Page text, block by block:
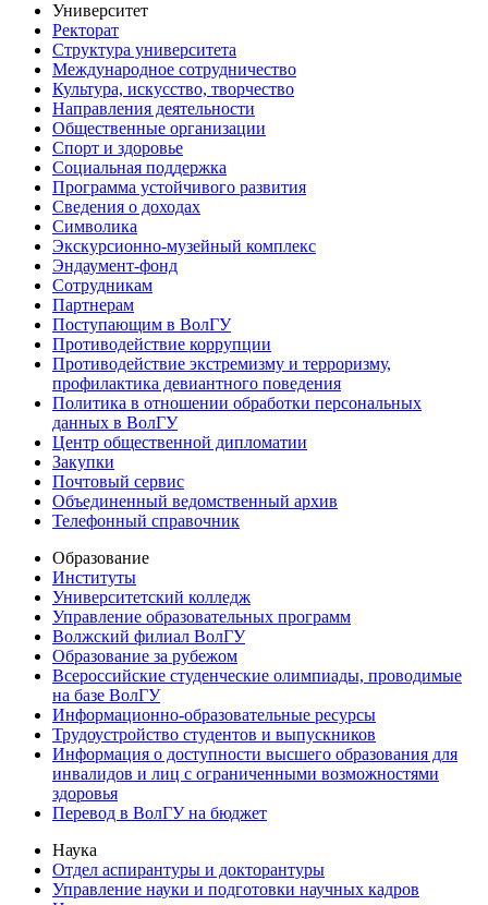
Университет
Ректорат
Структура университета
Международное сотрудничество
Культура, искусство, творчество
Направления деятельности
Общественные организации
Спорт и здоровье
Социальная поддержка
Программа устойчивого развития
Сведения о доходах
Символика
Экскурсионно-музейный комплекс
Эндаумент-фонд
Сотрудникам
Партнерам
Поступающим в ВолГУ
Противодействие коррупции
Противодействие экстремизму и терроризму,
профилактика девиантного поведения
Политика в отношении обработки персональных
данных в ВолГУ
Центр общественной дипломатии
Закупки
Почтовый сервис
Объединенный ведомственный архив
Телефонный справочник
Образование
Институты
Университетский колледж
Управление образовательных программ
Волжский филиал ВолГУ
Образование за рубежом
Всероссийские студенческие олимпиады, проводимые
на базе ВолГУ
Информационно-образовательные ресурсы
Трудоустройство студентов и выпускников
Информация о доступности высшего образования для
инвалидов и лиц с ограниченными возможностями
здоровья
Перевод в ВолГУ на бюджет
Наука
Отдел аспирантуры и докторантуры
Управление науки и подготовки научных кадров